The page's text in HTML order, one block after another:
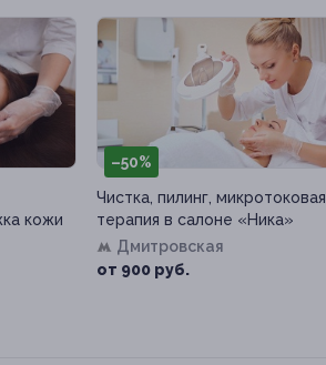
кожи
–50%
Чистка, пилинг, микротоковая
терапия в салоне «Ника»
Дмитровская
от 900 руб.